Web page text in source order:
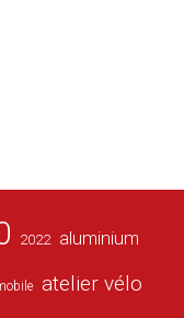
2022 aluminium
atelier vélo